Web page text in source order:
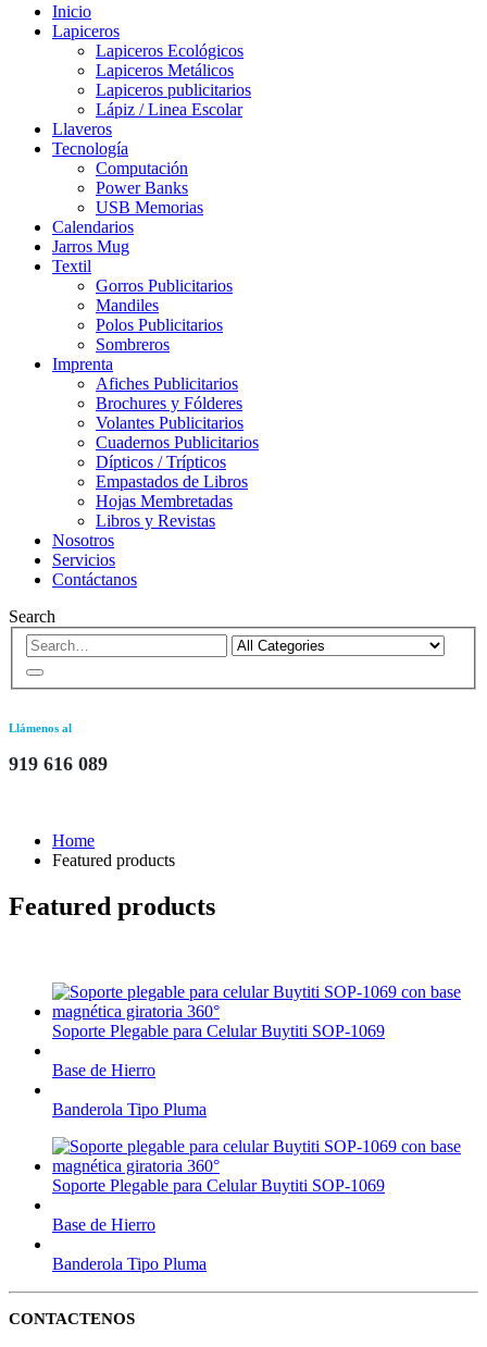
Inicio
Lapiceros
Lapiceros Ecológicos
Lapiceros Metálicos
Lapiceros publicitarios
Lápiz / Linea Escolar
Llaveros
Tecnología
Computación
Power Banks
USB Memorias
Calendarios
Jarros Mug
Textil
Gorros Publicitarios
Mandiles
Polos Publicitarios
Sombreros
Imprenta
Afiches Publicitarios
Brochures y Fólderes
Volantes Publicitarios
Cuadernos Publicitarios
Dípticos / Trípticos
Empastados de Libros
Hojas Membretadas
Libros y Revistas
Nosotros
Servicios
Contáctanos
Search
Llámenos al
919 616 089
Home
Featured products
Featured products
Soporte Plegable para Celular Buytiti SOP-1069
Base de Hierro
Banderola Tipo Pluma
Soporte Plegable para Celular Buytiti SOP-1069
Base de Hierro
Banderola Tipo Pluma
CONTACTENOS